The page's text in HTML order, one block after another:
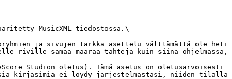
MusicXML-tiedostossa.\
ja sivujen tarkka asettelu välttämättä ole heti
riville samaa määrää tahteja kuin siinä ohjelmassa,
Studion oletus). Tämä asetus on oletusarvoisesti
kirjasimia ei löydy järjestelmästäsi, niiden tilalla